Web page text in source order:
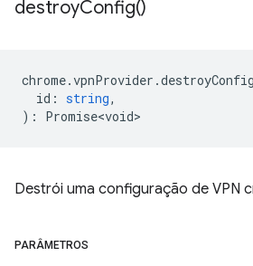
destroyConfig()
chrome.vpnProvider .destroyConfig
id : string,
) : Promise<void>
Destrói uma configuração de VPN
PARÂMETROS